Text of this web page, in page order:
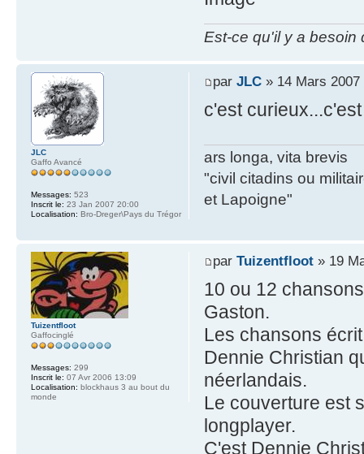
Est-ce qu'il y a besoin
par JLC» 14 Mars 2007
c'est
ars longa, vita brevis
"civil citadins ou
et Lapoigne"
JLC
Gaffo Avancé
Messages: 523
Inscrit le: 23 Jan 2007 20:00
Localisation: Bro-Dreger\Pays du Trégor
par Tuizentfloot» 19
10 ou 12
Gaston.
Les chansons
Dennie Christian
néerlandais.
Le couverture est
longplayer.
C'est Dennie
Tuizentfloot
Gaffocinglé
Messages: 299
Inscrit le: 07 Avr 2006 13:09
Localisation: blockhaus 3 au bout du
monde